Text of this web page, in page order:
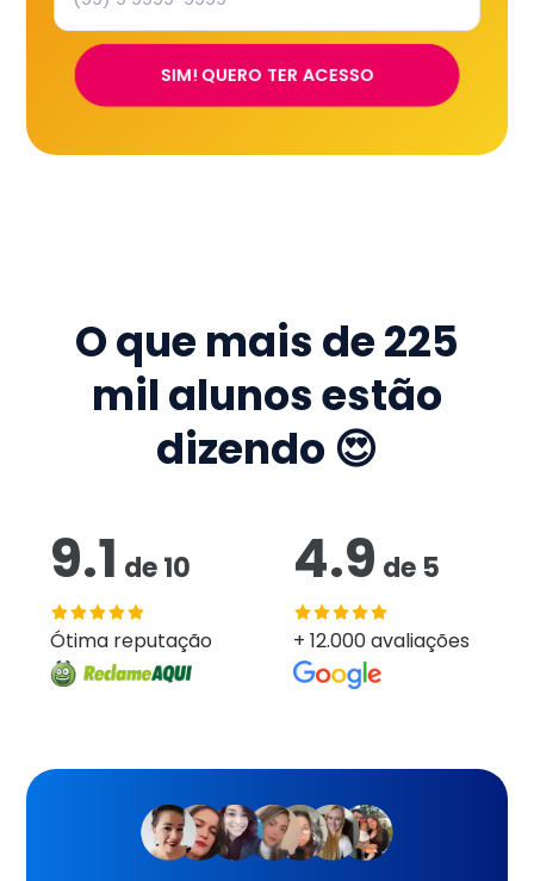
SIM! QUERO TER ACESSO
O que mais de225
mil alunos estão
dizendo 😍
9.1 de10
Ótima reputação
4.9 de 5
+ 12.000 avaliações